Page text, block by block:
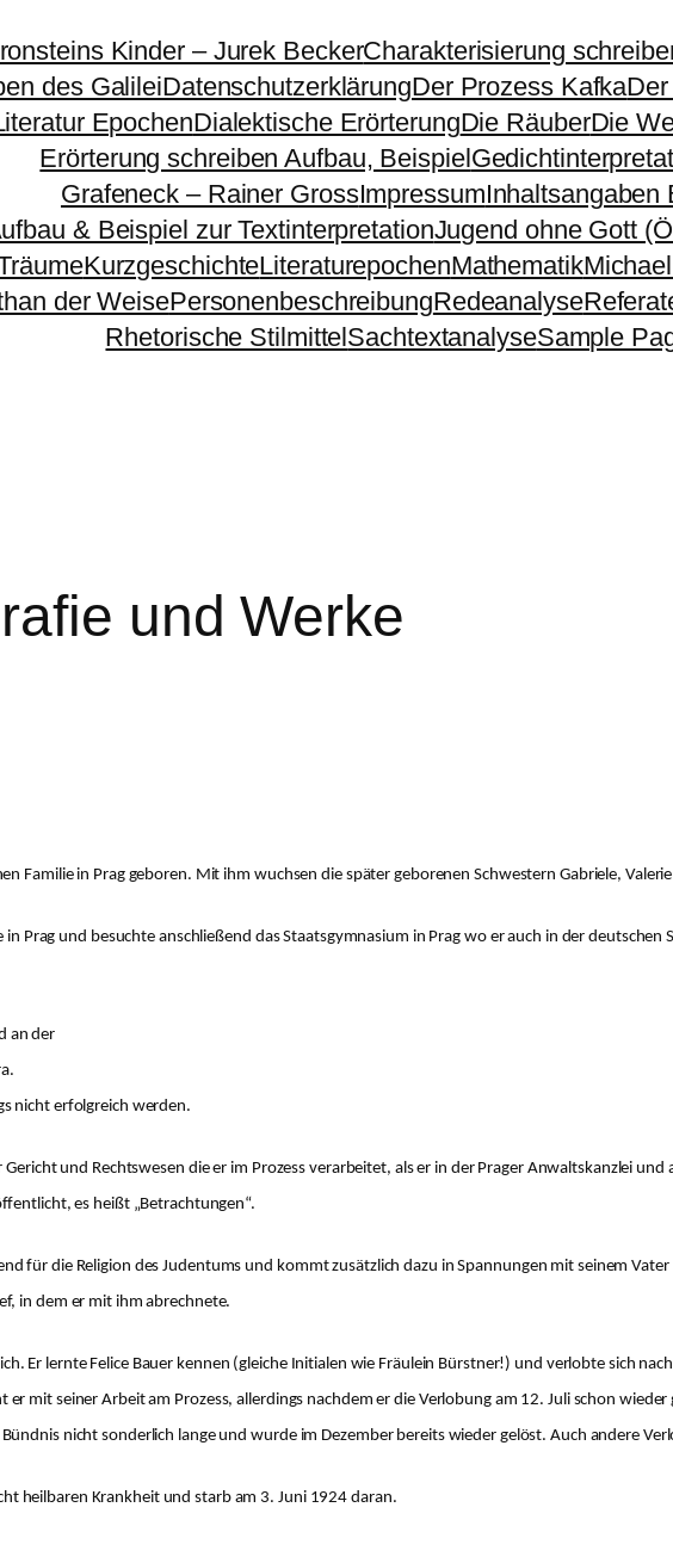
Kinder – Jurek BeckerCharakterisierung
des GalileiDatenschutzerklärungDer Prozess Kafka
EpochenDialektische ErörterungDie RäuberDie
Erörterung schreiben Aufbau, Beispiel
Grafeneck – Rainer GrossImpressumInhaltsangaben
& Beispiel zur TextinterpretationJugend ohne Gott
KurzgeschichteLiteraturepochenMathematik
der WeisePersonenbeschreibungRedeanalyse
Rhetorische StilmittelSachtextanalyseSample
und Werke
Familie in Prag geboren. Mit ihm wuchsen die später geborenen Schwestern Gabriele,
Prag und besuchte anschließend das Staatsgymnasium in Prag wo er auch in der deutschen
an der
nicht erfolgreich werden.
und Rechtswesen die er im Prozess verarbeitet, als er in der Prager Anwaltskanzlei und
es heißt „Betrachtungen“.
für die Religion des Judentums und kommt zusätzlich dazu in Spannungen mit seinem
in dem er mit ihm abrechnete.
Er lernte Felice Bauer kennen (gleiche Initialen wie Fräulein Bürstner!) und verlobte sich
mit seiner Arbeit am Prozess, allerdings nachdem er die Verlobung am 12. Juli schon
nicht sonderlich lange und wurde im Dezember bereits wieder gelöst. Auch andere
heilbaren Krankheit und starb am 3. Juni 1924 daran.